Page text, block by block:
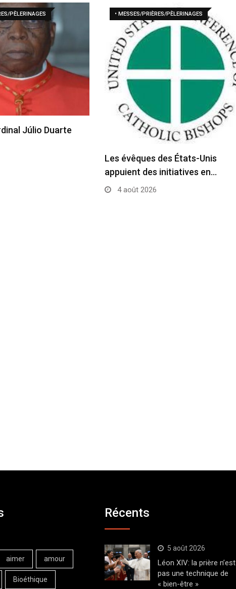
PÈLERINAGES
Júlio Duarte
• MESSES/PRIÈRES/PÈLERINAGES
Les évêques des États-Unis
appuient des initiatives en…
4 août 2026
aimer amour
Bioéthique
Récents
5 août 2026
Léon XIV: la prière n’est
pas une technique de
« bien-être »